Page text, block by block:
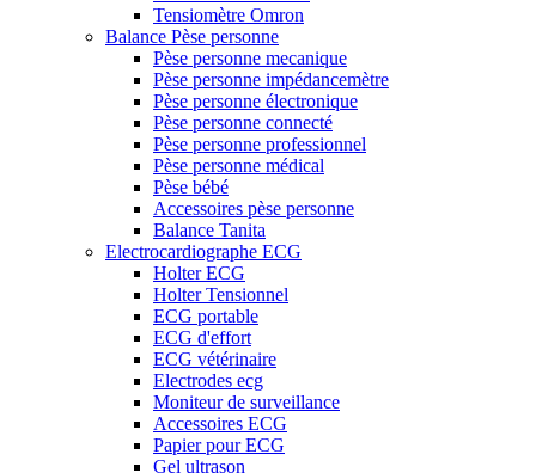
Tensiomètre Omron
Balance Pèse personne
Pèse personne mecanique
Pèse personne impédancemètre
Pèse personne électronique
Pèse personne connecté
Pèse personne professionnel
Pèse personne médical
Pèse bébé
Accessoires pèse personne
Balance Tanita
Electrocardiographe ECG
Holter ECG
Holter Tensionnel
ECG portable
ECG d'effort
ECG vétérinaire
Electrodes ecg
Moniteur de surveillance
Accessoires ECG
Papier pour ECG
Gel ultrason